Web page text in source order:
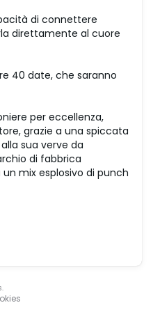
di connettere
direttamente al cuore
40 date, che saranno
per eccellenza,
grazie a una spiccata
sua verve da
di fabbrica
mix esplosivo di punch